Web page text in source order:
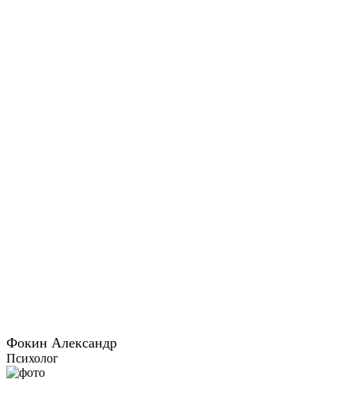
Фокин Александр
Психолог